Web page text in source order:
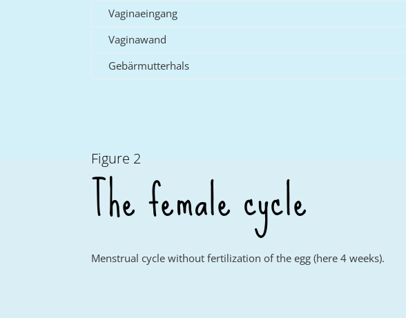
Vaginaeingang
Vaginawand
Gebärmutterhals
Figure 2
The female cycle
Menstrual cycle without fertilization of the egg (here 4 weeks).